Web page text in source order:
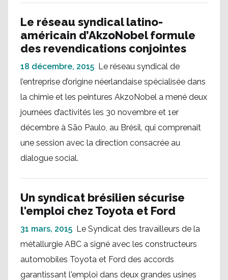
Le réseau syndical latino-
américain d’AkzoNobel formule
des revendications conjointes
18 décembre, 2015 Le réseau syndical de
l’entreprise d’origine néerlandaise spécialisée dans
la chimie et les peintures AkzoNobel a mené deux
journées d’activités les 30 novembre et 1er
décembre à São Paulo, au Brésil, qui comprenait
une session avec la direction consacrée au
dialogue social.
Un syndicat brésilien sécurise
l'emploi chez Toyota et Ford
31 mars, 2015 Le Syndicat des travailleurs de la
métallurgie ABC a signé avec les constructeurs
automobiles Toyota et Ford des accords
garantissant l'emploi dans deux grandes usines